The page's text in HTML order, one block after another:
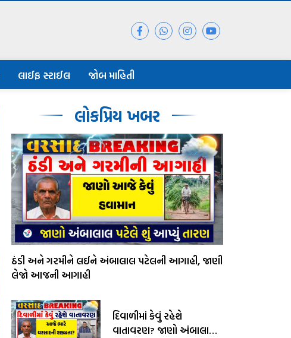
લાઈફ સ્ટાઈલ જોબ માહિતી
લોકપ્રિય ખબર
ઠંડી અને ગરમીને લઈને અંબાલાલ પટેલની આગાહી, જાણી
લેજો આજની આગાહી
દિવાળીમાં કેવું રહેશે
વાતાવરણ? જાણો અંબાલાલ